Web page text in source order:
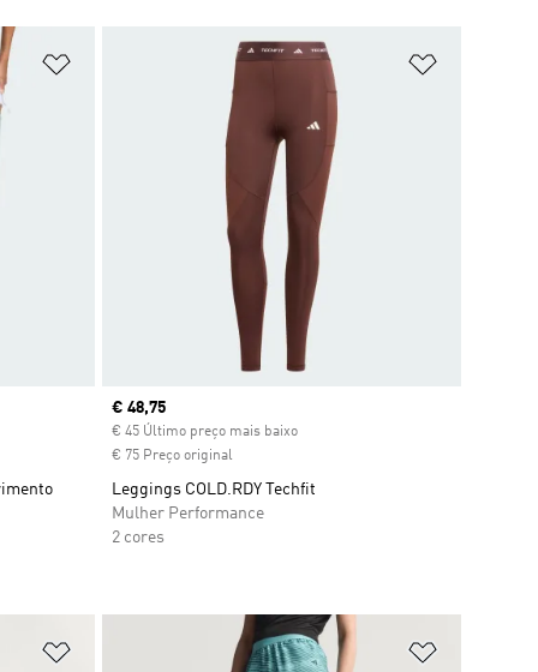
Adicionar à Lista de Desejos
Current price
€ 48,75
€ 45 Último preço mais baixo
€ 75 Preço original
Leggings COLD.RDY Techfit
Mulher Performance
2 cores
Adicionar à Lista de Desejos